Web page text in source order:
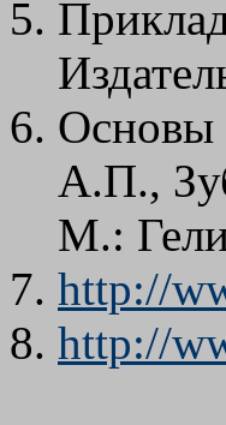
Основы
А.П.,
М.:
http://
http://